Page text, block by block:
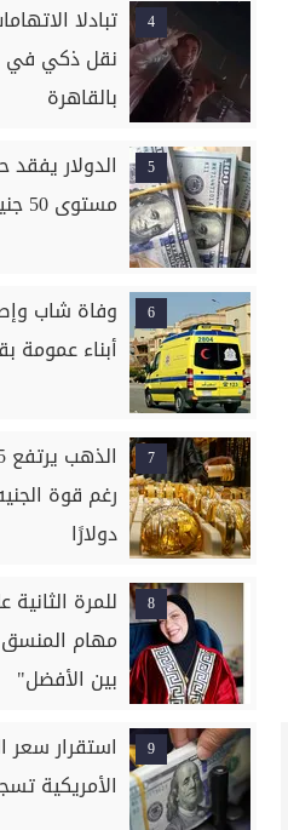
4
تبادلا
نقل ذكي في
بالقاهرة
5
مستوى 50 جنيها الدولار
6
وفاة شاب
أبناء عمومة
7
دولارًا
8
للمرة
مهام المنسق
بين الأفضل"
9
استقرار سعر
الأمريكية تسجل 49.88 جنيه بالبنك